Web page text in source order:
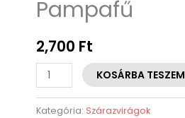
Pampafű
2,700 Ft
KOSÁRBA TESZEM
Kategória:Szárazvirágok